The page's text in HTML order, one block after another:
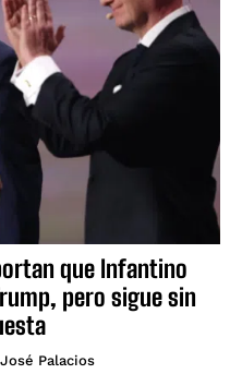
que Infantino
pero sigue sin
Palacios